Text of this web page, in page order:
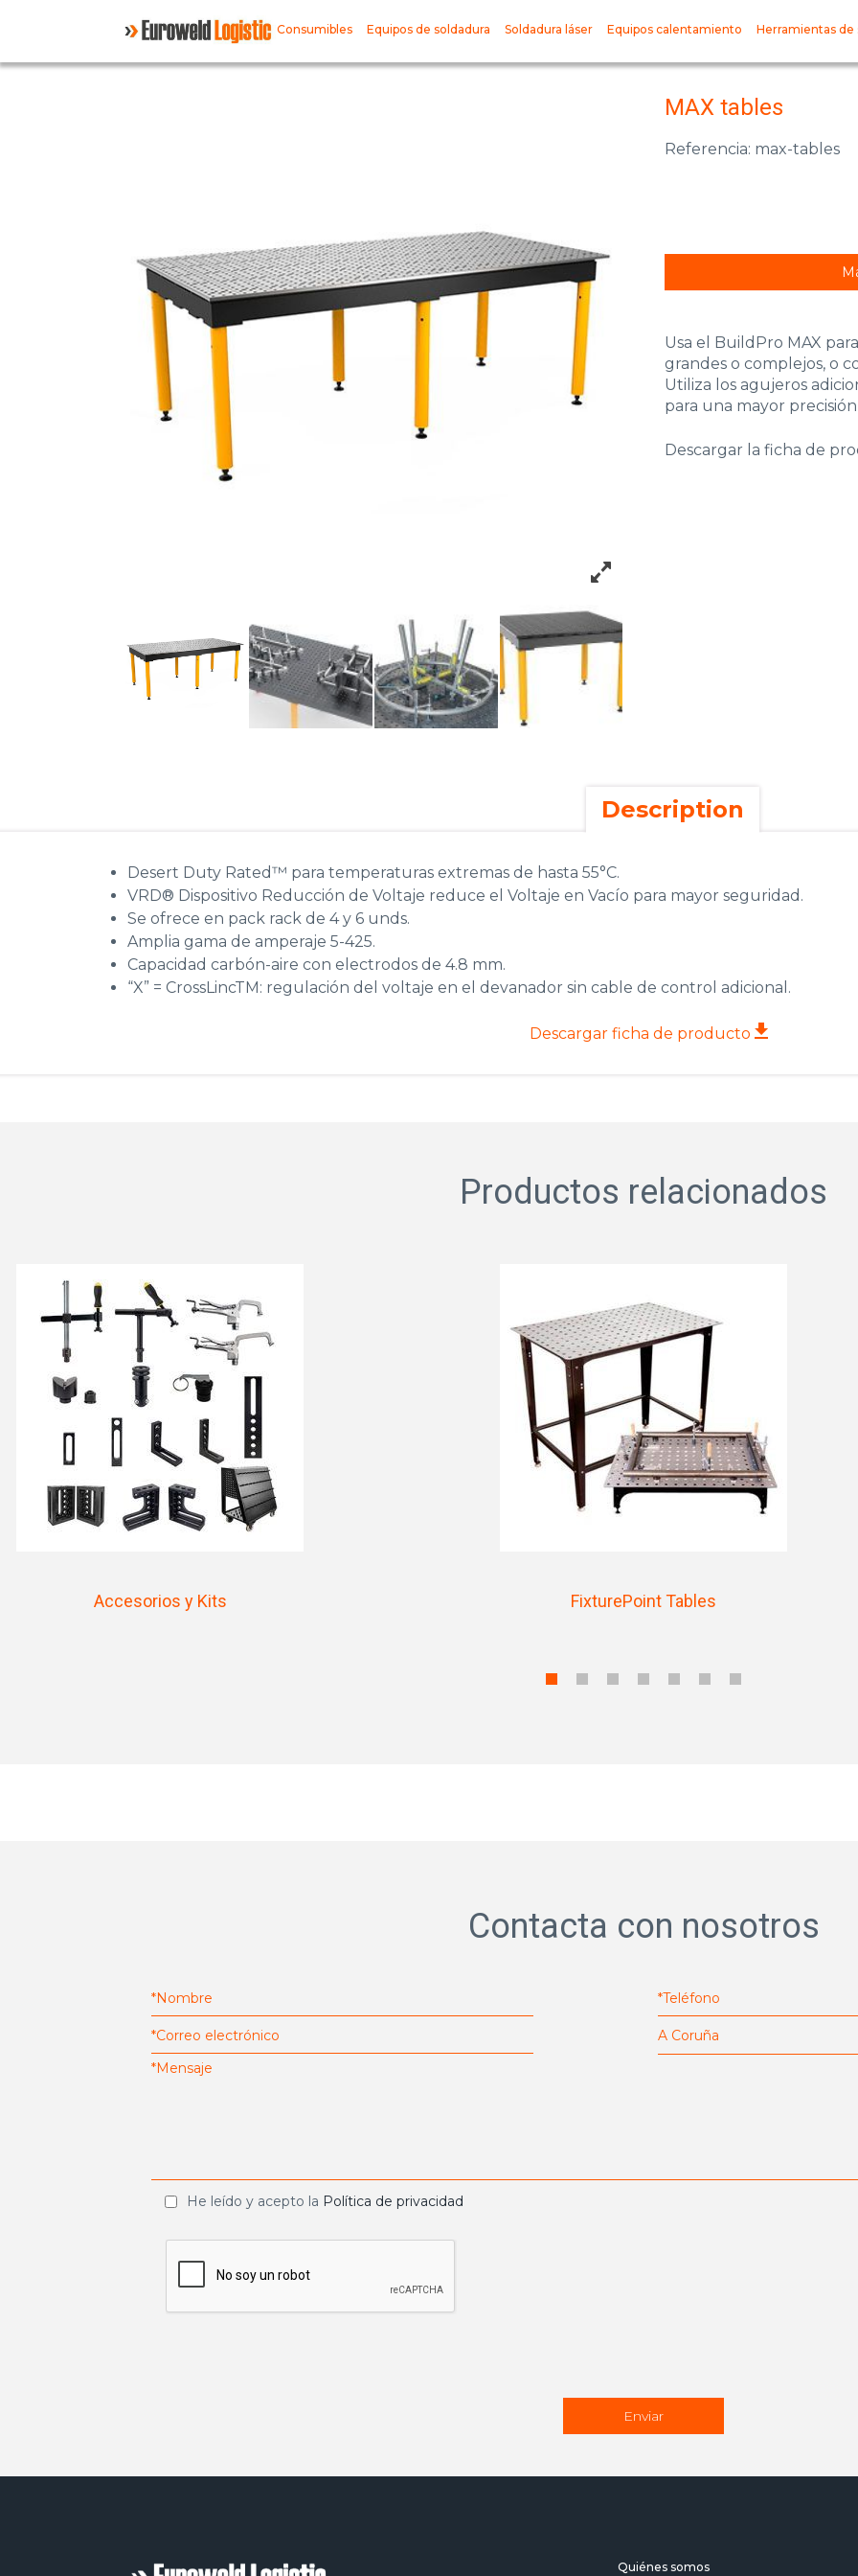
Consumibles Equipos de soldadura Soldadura láser Equipos calentamiento Herramientas de
Referencia: max-tables
Usa el BuildPro MAX
grandes o complejos, o
Utiliza los agujeros
para una mayor
Descargar la ficha de
MAX tables
Description
Desert Duty Rated™ para temperaturas extremas de hasta 55°C.
VRD® Dispositivo Reducción de Voltaje reduce el Voltaje en Vacío para mayor seguridad.
Se ofrece en pack rack de 4 y 6 unds.
Amplia gama de amperaje 5-425.
Capacidad carbón-aire con electrodos de 4.8 mm.
“X” = CrossLincTM: regulación del voltaje en el devanador sin cable de control adicional.
Descargar ficha de producto
Productos relacionados
Accesorios y Kits FixturePoint Tables
Contacta con nosotros
He leído y acepto la Política de privacidad
Quiénes somos